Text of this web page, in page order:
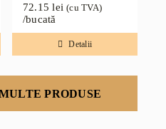
72.15lei (cu TVA)
/bucată
Detalii
PRODUSE